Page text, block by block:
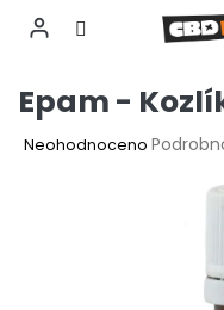
obsah
Epam -
Průměrné
Neohodnoceno